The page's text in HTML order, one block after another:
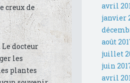
creux de
docteur
les
plantes
avril
janvier
août
juillet
juin
avril